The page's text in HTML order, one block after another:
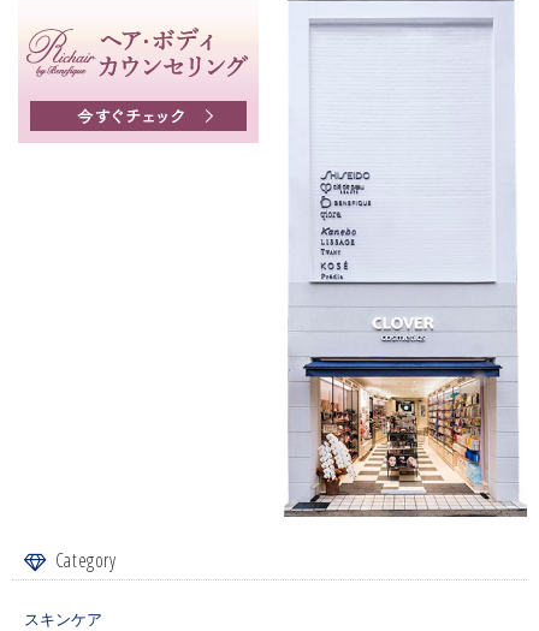
Category
スキンケア